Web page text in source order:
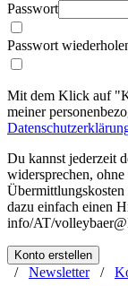
Passwort
Passwort
Mit dem Klick auf
meiner
Du kannst jederzeit
widersprechen,
Übermittlungskosten
dazu einfach einen
info/AT/
Konto erstellen
/ Newsletter/